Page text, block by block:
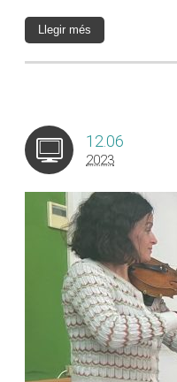
Llegir més
12.06
2023